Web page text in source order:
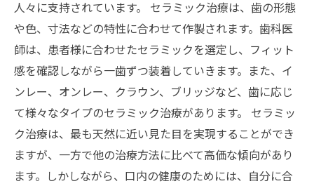
人々に支持されています。 セラミック治療は、歯の形態
や色、寸法などの特性に合わせて作製されます。歯科医
師は、患者様に合わせたセラミックを選定し、フィット
感を確認しながら一歯ずつ装着していきます。また、イ
ンレー、オンレー、クラウン、ブリッジなど、歯に応じ
て様々なタイプのセラミック治療があります。 セラミッ
ク治療は、最も天然に近い見た目を実現することができ
ますが、一方で他の治療方法に比べて高価な傾向があり
ます。しかしながら、口内の健康のためには、自分に合